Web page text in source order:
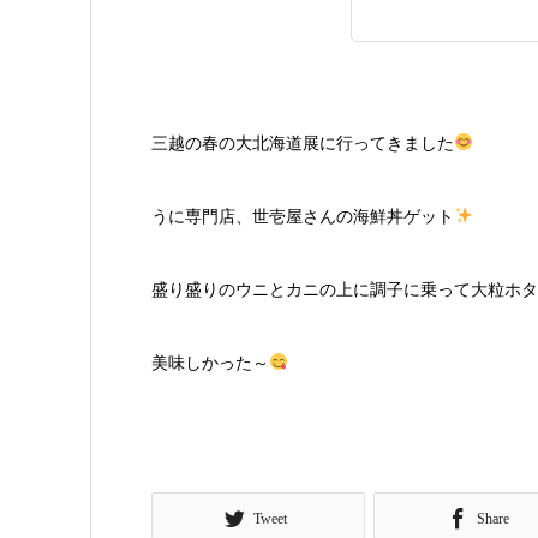
三越の春の大北海道展に行ってきました
うに専門店、世壱屋さんの海鮮丼ゲット
盛り盛りのウニとカニの上に調子に乗って大粒ホ
美味しかった～
Tweet Share